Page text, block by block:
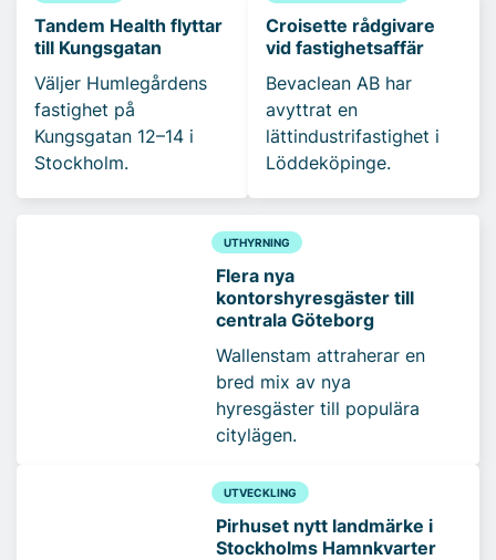
Tandem Health flyttar
till Kungsgatan
Väljer Humlegårdens
fastighet på
Kungsgatan 12–14 i
Stockholm.
Croisette rådgivare
vid fastighetsaffär
Bevaclean AB har
avyttrat en
lättindustrifastighet i
Löddeköpinge.
UTHYRNING
Flera nya
kontorshyresgäster till
centrala Göteborg
Wallenstam attraherar en
bred mix av nya
hyresgäster till populära
citylägen.
UTVECKLING
Pirhuset nytt landmärke i
Stockholms Hamnkvarter